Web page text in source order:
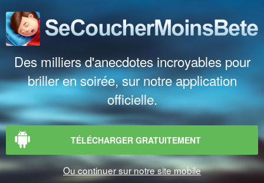
Des milliers d'anecdotes incroyables pour
briller en soirée, sur notre application
officielle.
TÉLÉCHARGER GRATUITEMENT
Ou continuer sur notre site mobile